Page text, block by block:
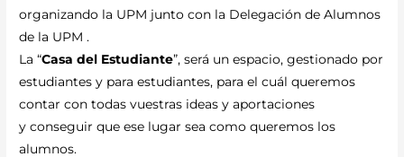
organizando la UPM junto con la Delegación de Alumnos
de la UPM .
La “Casa del Estudiante”, será un espacio, gestionado por
estudiantes y para estudiantes, para el cuál queremos
contar con todas vuestras ideas y aportaciones
y conseguir que ese lugar sea como queremos los
alumnos.